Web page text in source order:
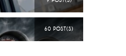
60 POST(S)